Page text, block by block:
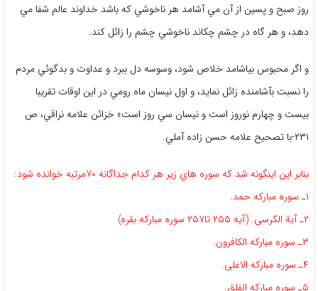
روز صبح و پسين از آن مي آشامد هر ناخوشي كه باشد خداوند عالم شفا مي
دهد، و هر گاه در چشم چكاند ناخوشي چشم را زائل كند.
و اگر محبوس بياشامد خلاص شود، وسوسه دل ببرد و عداوت و بدگوئي مردم
را نسبت بآشامنده زائل نمايد، و اول نيسان ماه رومي در اين اوقات تقريبا
بيست و چهارم نوروز است و نيسان سي روز است» خزائن علامه نراقي، ص
۲۳۱-با تصحيح علامه حسن زاده آملي.
بنابر اين اينگونه شد كه سوره هاي زير هر كدام جداگانه ۷۰مرتبه خوانده شود:
۱ـ سوره مباركه حمد.
۲ـ آیة الکرسى. (آيه ۲۵۵ تا۲۵۷ سوره مباركه بقره)
۳ـ سوره مباركه الکافرون.
۴ـ سوره مباركه الاعلى.
۵ـ سوره مباركه الفلق.